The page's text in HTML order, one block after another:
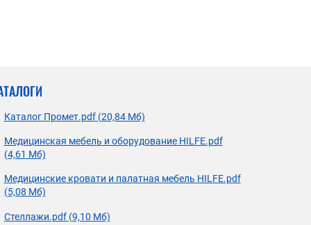
Каталог Промет.pdf (20,84 Мб)
Медицинская мебель и оборудование HILFE.pdf
(4,61 Мб)
Медицинские кровати и палатная мебель HILFE.pdf
(5,08 Мб)
Стеллажи.pdf (9,10 Мб)